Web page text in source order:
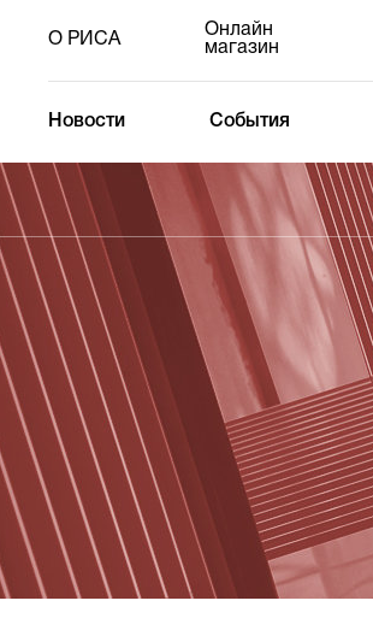
О РИСА
Онлайн
магазин
Новости События